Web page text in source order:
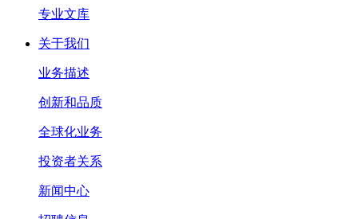
专业文库
关于我们
业务描述
创新和品质
全球化业务
投资者关系
新闻中心